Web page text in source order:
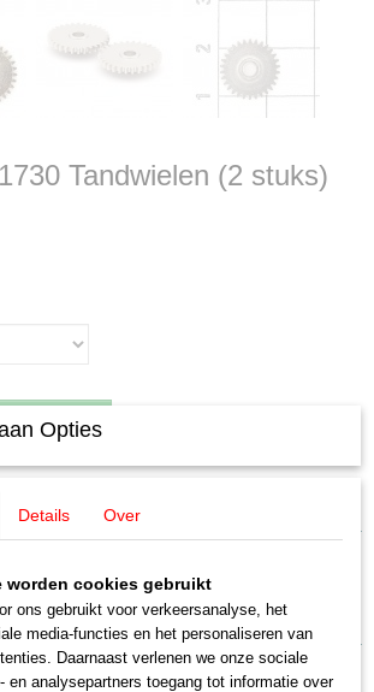
Tandwielen (2 stuks)
Tandwielen (2 stuks)
Opties
Details Over
worden cookies gebruikt
ons gebruikt voor verkeersanalyse, het
media-functies en het personaliseren van
Daarnaast verlenen we onze sociale
en analysepartners toegang tot informatie over